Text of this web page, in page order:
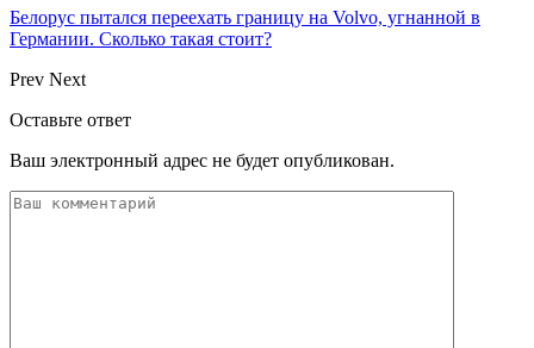
Белорус пытался переехать границу на Volvo, угнанной в
Германии. Сколько такая стоит?
Prev Next
Оставьте ответ
Ваш электронный адрес не будет опубликован.